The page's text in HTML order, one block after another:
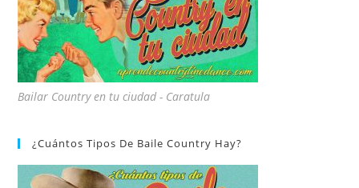
Bailar Country en tu ciudad - Caratula
¿Cuántos Tipos De Baile Country Hay?